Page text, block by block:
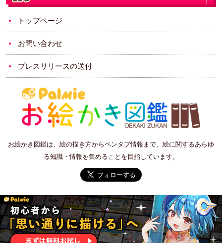
トップページ
お問い合わせ
プレスリリースの送付
お絵かき図鑑は、絵の描き方からペンタブ情報まで、絵に関するあらゆ
る知識・情報を集めることを目指しています。